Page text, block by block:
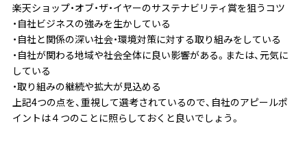
楽天ショップ・オブ・ザ・イヤーのサステナビリティ賞を狙うコツ
・自社ビジネスの強みを生かしている
・自社と関係の深い社会・環境対策に対する取り組みをしている
・自社が関わる地域や社会全体に良い影響がある。または、元気に
している
・取り組みの継続や拡大が見込める
上記4つの点を、重視して選考されているので、自社のアピールポ
イントは４つのことに照らしておくと良いでしょう。